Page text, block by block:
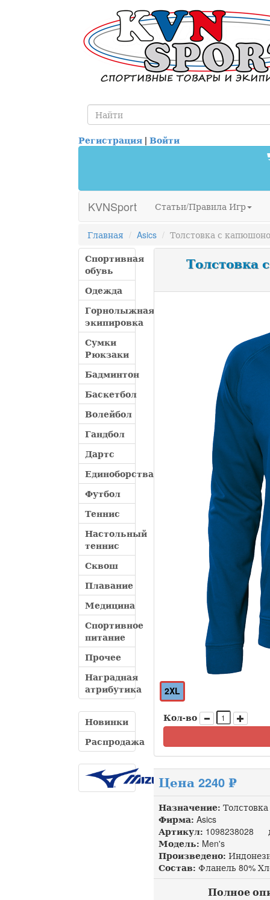
Регистрация | Войти
KVNSport Статьи/Правила Игр
Главная Asics
Толстовка с
Спортивная
обувь
Одежда
Горнолыжная
экипировка
Сумки
Рюкзаки
Бадминтон
Баскетбол
Волейбол
Гандбол
Дартс
Единоборства
Футбол
Теннис
Настольный
теннис
Сквош
Плавание
Медицина
Спортивное
питание
Прочее
Наградная
атрибутика
Новинки
Распродажа
Толстовка
2XL
Кол-во
Цена 2240 ₽
Назначение:
Фирма: Asics
Артикул: 1098238028
Модель: Men's
Произведено:
Состав: Фланель 80%
Полное